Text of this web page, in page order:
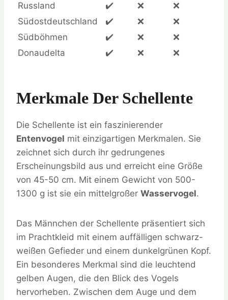
Russland
✔️ ❌
❌
Südostdeutschland
✔️ ❌
❌
Südböhmen
✔️ ❌
❌
Donaudelta
✔️ ❌ ❌
Merkmale Der Schellente
Die Schellente ist ein faszinierender
Entenvogel mit einzigartigen Merkmalen. Sie
zeichnet sich durch ihr gedrungenes
Erscheinungsbild aus und erreicht eine Größe
von 45-50 cm. Mit einem Gewicht von 500-
1300 g ist sie ein mittelgroßer Wasservogel.
Das Männchen der Schellente präsentiert sich
im Prachtkleid mit einem auffälligen schwarz-
weißen Gefieder und einem dunkelgrünen Kopf.
Ein besonderes Merkmal sind die leuchtend
gelben Augen, die den Blick des Vogels
hervorheben. Zwischen dem Auge und dem